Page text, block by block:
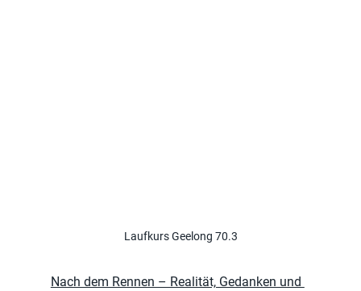
Laufkurs Geelong 70.3
Nach dem Rennen – Realität, Gedanken und